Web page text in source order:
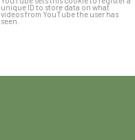
unique ID to store data on what
videos from YouTube the user has
seen.